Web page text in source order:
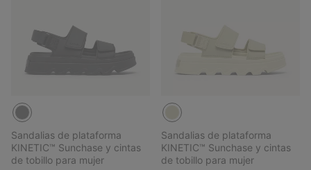
Sandalias de plataforma
KINETIC™ Sunchase y cintas
de tobillo para mujer
Sandalias de plataforma
KINETIC™ Sunchase y cintas
de tobillo para mujer